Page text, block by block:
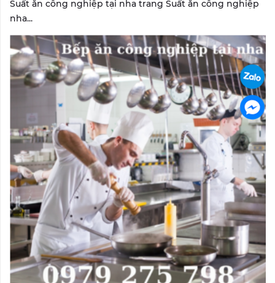
Suất ăn công nghiệp tại nha trang Suất ăn công nghiệp
nha...